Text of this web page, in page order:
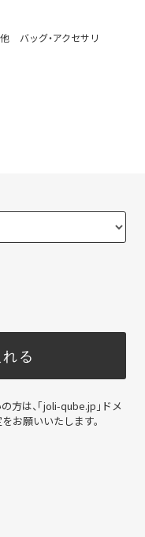
バッグ・アクセサリ
る
方は、「joli-qube.jp」ドメ
お願いいたします。